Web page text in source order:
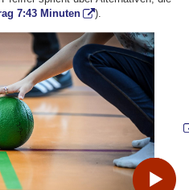
7:43 Minuten ).